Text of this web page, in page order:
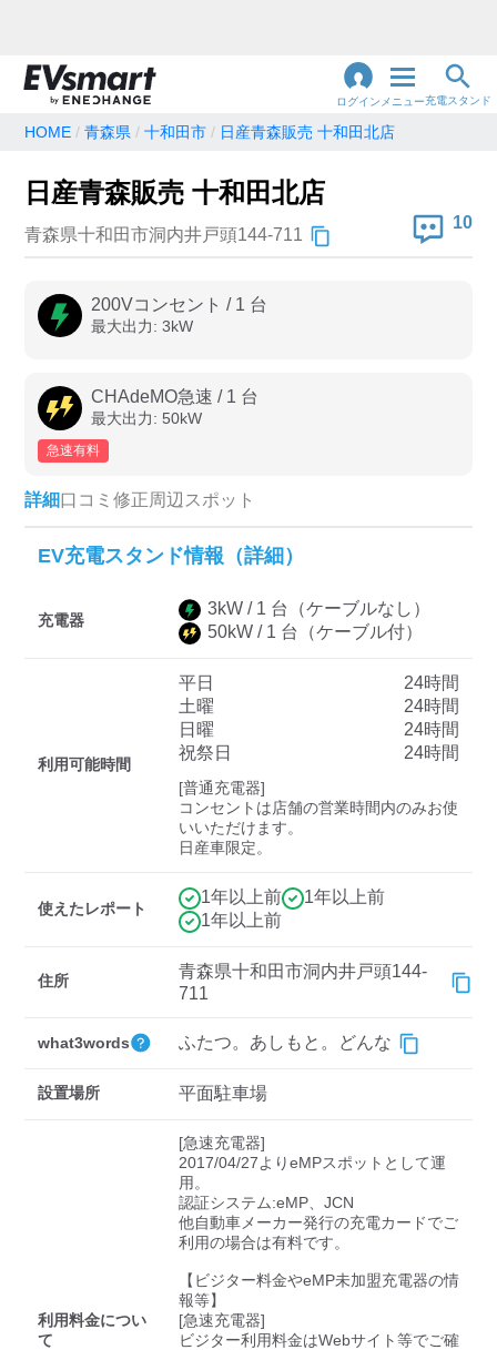
ログイン メニュー充電スタンド
地名・観光スポット・住所で検索
充電器の種類
急速充電器のみ表示
認証システム
EV充電エネチェンジ
三菱ディーラーを表示
日産ディーラーを表示
すべて 中速-20kW-以上
検索する
HOME 青森県 十和田市 日産青森販売 十和田北店
日産青森販売 十和田北店
青森県十和田市洞内井戸頭144-711
10
200Vコンセント / 1 台
最大出力: 3kW
CHAdeMO急速 / 1 台
最大出力: 50kW
急速有料
詳細口コミ 修正周辺スポット
EV充電スタンド情報（詳細）
充電器
3kW / 1 台
（ケーブルなし）
50kW / 1 台 （ケーブル付）
利用可能時間
平日
24時間
土曜
24時間
日曜
24時間
祝祭日
24時間
[普通充電器]
コンセントは店舗の営業時間内のみお使
いいただけます。
日産車限定。
使えたレポート
1年以上前
1年以上前
1年以上前
住所
青森県十和田市洞内井戸頭144-
711
what3words ふたつ。あしもと。どんな
設置場所 平面駐車場
利用料金につい
て
[急速充電器]
2017/04/27よりeMPスポットとして運
用。
認証システム:eMP、JCN
他自動車メーカー発行の充電カードでご
利用の場合は有料です。
【ビジター料金やeMP未加盟充電器の情
報等】
[急速充電器]
ビジター利用料金はWebサイト等でご確